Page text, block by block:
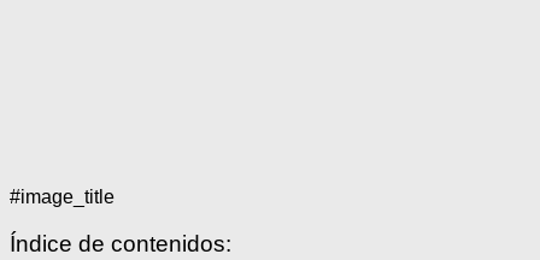
#image_title
Índice de contenidos: